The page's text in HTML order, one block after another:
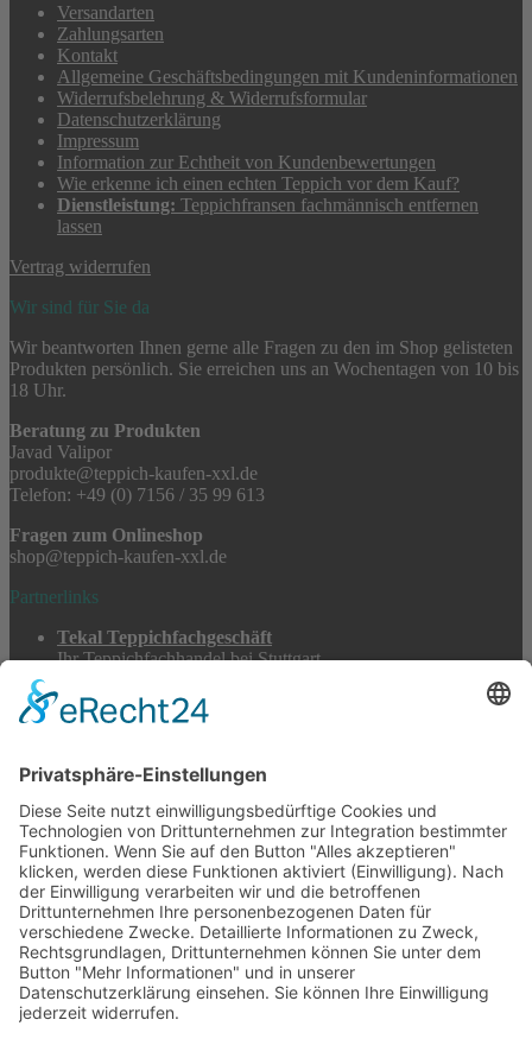
Versandarten
Zahlungsarten
Kontakt
Allgemeine Geschäftsbedingungen mit Kundeninformationen
Widerrufsbelehrung & Widerrufsformular
Datenschutzerklärung
Impressum
Information zur Echtheit von Kundenbewertungen
Wie erkenne ich einen echten Teppich vor dem Kauf?
Dienstleistung: Teppichfransen fachmännisch entfernen
lassen
Vertrag widerrufen
Wir sind für Sie da
Wir beantworten Ihnen gerne alle Fragen zu den im Shop gelisteten
Produkten persönlich. Sie erreichen uns an Wochentagen von 10 bis
18 Uhr.
Beratung zu Produkten
Javad Valipor
produkte@teppich-kaufen-xxl.de
Telefon: +49 (0) 7156 / 35 99 613
Fragen zum Onlineshop
shop@teppich-kaufen-xxl.de
Partnerlinks
Tekal Teppichfachgeschäft
Ihr Teppichfachhandel bei Stuttgart
Teppichwäsche & -reparatur
Stadtmühle Waldenbuch
Feuerwerk XXL
Pyrotechnik online bestellen
© 2017-2026 · Tekal – Textile Lebensqualität| Einzelstücke mit
Charakter – Exklusive moderne Teppiche und handverlesene
Orientteppiche
Alle Preise inkl. der gesetzlichen MwSt. · Die durchgestrichenen Preise
entsprechen, sofern nicht anders angegeben, den bisherigen Preisen in
unserem Shop.
Cookie-Einstellungen